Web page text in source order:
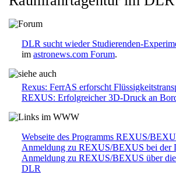
DLR sucht wieder Studierenden-
im astronews.com Forum.
Rexus: FerrAS erforscht
REXUS: Erfolgreicher 3D-Druck an
Webseite des Programms REXUS/
Anmeldung zu REXUS/BEXUS bei der
Anmeldung zu REXUS/BEXUS über die
DLR